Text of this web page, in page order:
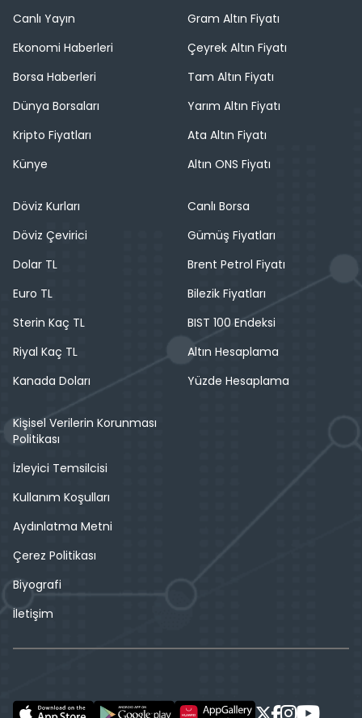
Canlı Yayın
Ekonomi Haberleri
Borsa Haberleri
Dünya Borsaları
Kripto Fiyatları
Künye
Gram Altın Fiyatı
Çeyrek Altın Fiyatı
Tam Altın Fiyatı
Yarım Altın Fiyatı
Ata Altın Fiyatı
Altın ONS Fiyatı
Döviz Kurları
Döviz Çevirici
Dolar TL
Euro TL
Sterin Kaç TL
Riyal Kaç TL
Kanada Doları
Canlı Borsa
Gümüş Fiyatları
Brent Petrol Fiyatı
Bilezik Fiyatları
BIST 100 Endeksi
Altın Hesaplama
Yüzde Hesaplama
Kişisel Verilerin Korunması
Politikası
İzleyici Temsilcisi
Kullanım Koşulları
Aydınlatma Metni
Çerez Politikası
Biyografi
İletişim